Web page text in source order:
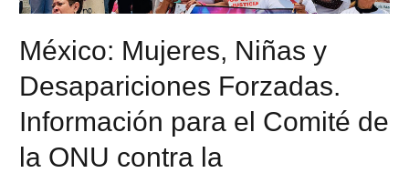
México: Mujeres, Niñas y
Desapariciones Forzadas.
Información para el Comité de
la ONU contra la